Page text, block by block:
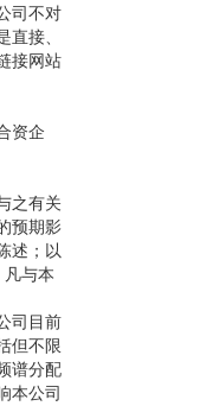
司不对
接、
接网站
资企
之有关
预期影
述；以
凡与本
司目前
但不限
谱分配
本公司